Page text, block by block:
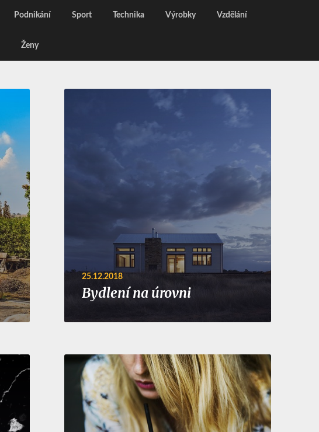
Podnikání Sport Technika Výrobky Vzdělání
Ženy
25.12.2018
Bydlení na úrovni